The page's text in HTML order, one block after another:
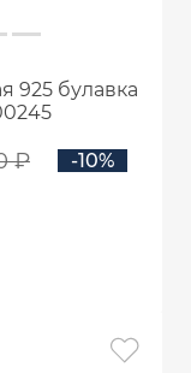
925 булавка
₽ -10%